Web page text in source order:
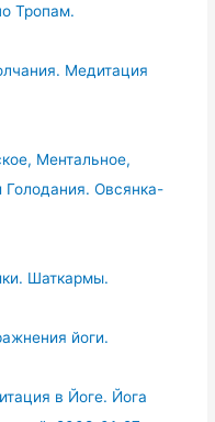
Тропам.
Медитация
Ментальное,
Голодания. Овсянка-
Шаткармы.
йоги.
в Йоге. Йога